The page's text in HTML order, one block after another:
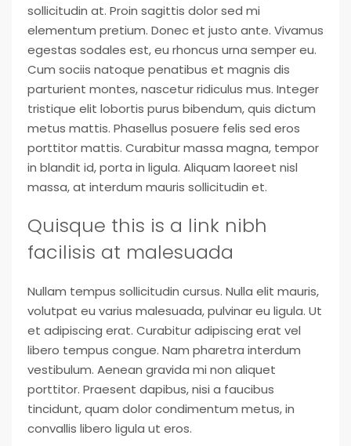
sollicitudin at. Proin sagittis dolor sed mi
elementum pretium. Donec et justo ante. Vivamus
egestas sodales est, eu rhoncus urna semper eu.
Cum sociis natoque penatibus et magnis dis
parturient montes, nascetur ridiculus mus. Integer
tristique elit lobortis purus bibendum, quis dictum
metus mattis. Phasellus posuere felis sed eros
porttitor mattis. Curabitur massa magna, tempor
in blandit id, porta in ligula. Aliquam laoreet nisl
massa, at interdum mauris sollicitudin et.
Quisque this is a link nibh
facilisis at malesuada
Nullam tempus sollicitudin cursus. Nulla elit mauris,
volutpat eu varius malesuada, pulvinar eu ligula. Ut
et adipiscing erat. Curabitur adipiscing erat vel
libero tempus congue. Nam pharetra interdum
vestibulum. Aenean gravida mi non aliquet
porttitor. Praesent dapibus, nisi a faucibus
tincidunt, quam dolor condimentum metus, in
convallis libero ligula ut eros.